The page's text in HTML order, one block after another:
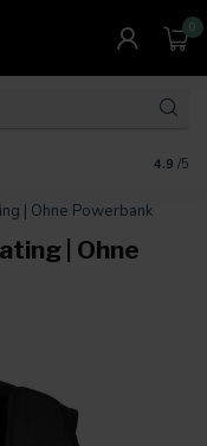
0
30
4.9 /5
| Ohne Powerbank
| Ohne